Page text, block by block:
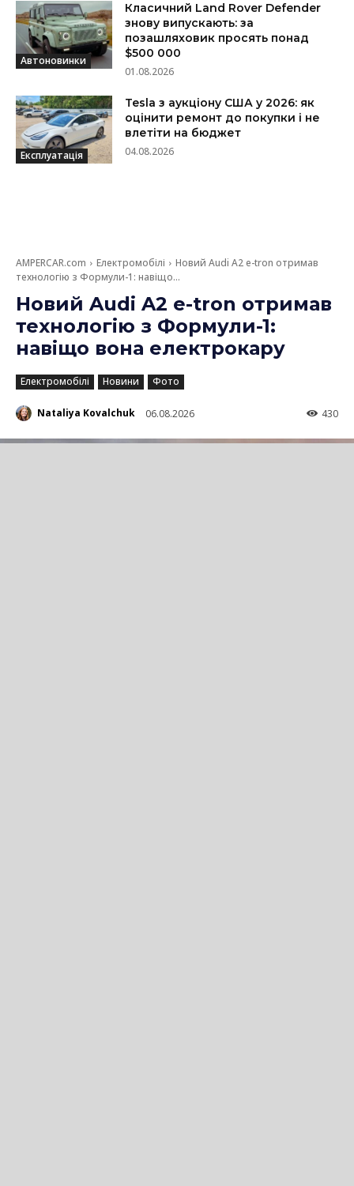
Автоновинки
Класичний Land Rover Defender
знову випускають: за
позашляховик просять понад
$500 000
01.08.2026
Експлуатація
Tesla з аукціону США у 2026: як
оцінити ремонт до покупки і не
влетіти на бюджет
04.08.2026